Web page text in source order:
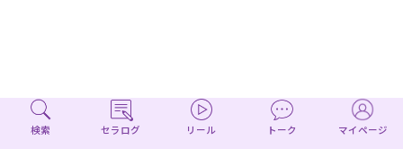
検索 セラログ リール トーク マイページ